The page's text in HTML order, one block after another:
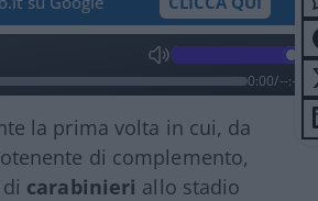
0:00/--:--
la prima volta in cui, da
di complemento,
carabinieri allo stadio